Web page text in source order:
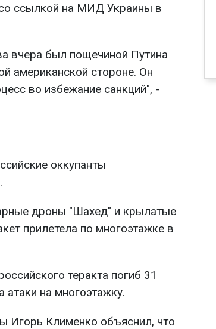
ссылкой на МИД Украины в
вчера был пощечиной Путина
американской стороне. Он
во избежание санкций", -
оккупанты
дроны "Шахед" и крылатые
прилетела по многоэтажке в
теракта погиб 31
атаки на многоэтажку.
Игорь Клименко объяснил, что